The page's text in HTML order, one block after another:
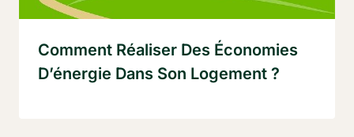
Comment Réaliser Des Économies
D’énergie Dans Son Logement ?